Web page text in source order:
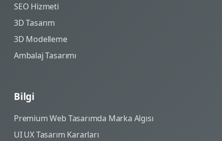
SEO Hizmeti
3D Tasarım
3D Modelleme
Ambalaj Tasarımı
Bilgi
Premium Web Tasarımda Marka Algısı
UI UX Tasarım Kararları